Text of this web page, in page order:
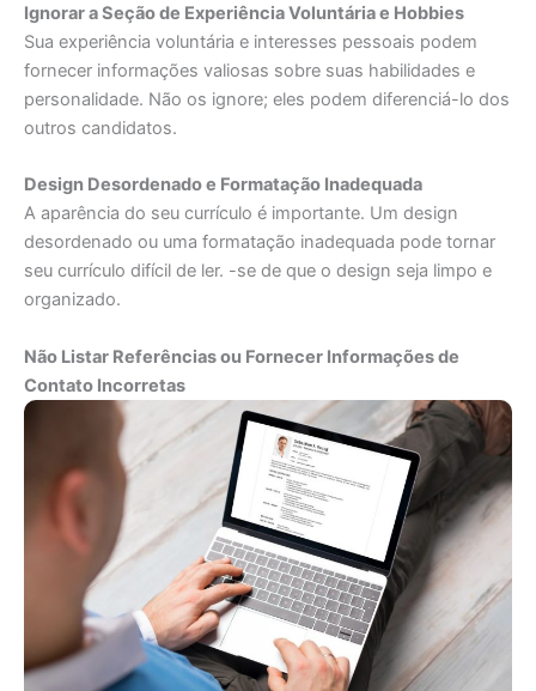
Ignorar a Seção de Experiência Voluntária e Hobbies
Sua experiência voluntária e interesses pessoais podem
fornecer informações valiosas sobre suas habilidades e
personalidade. Não os ignore; eles podem diferenciá-lo dos
outros candidatos.
Design Desordenado e Formatação Inadequada
A aparência do seu currículo é importante. Um design
desordenado ou uma formatação inadequada pode tornar
seu currículo difícil de ler. -se de que o design seja limpo e
organizado.
Não Listar Referências ou Fornecer Informações de
Contato Incorretas